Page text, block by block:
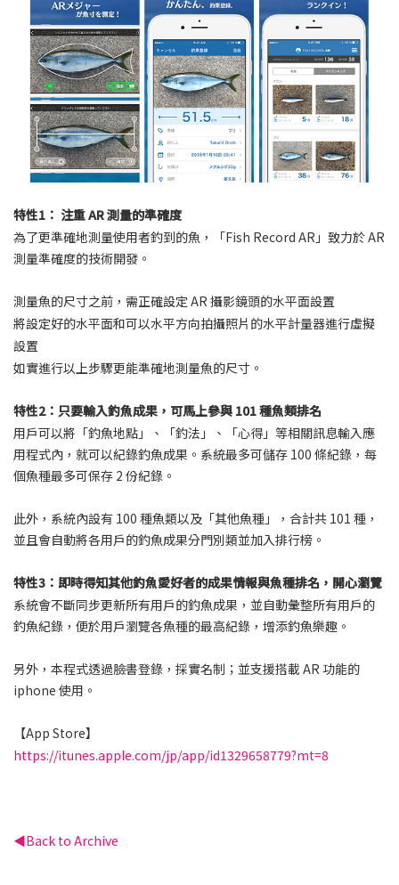
特性1： 注重 AR 測量的準確度
為了更準確地測量使用者釣到的魚，「Fish Record AR」致力於 AR
測量準確度的技術開發。
測量魚的尺寸之前，需正確設定 AR 攝影鏡頭的水平面設置
將設定好的水平面和可以水平方向拍攝照片的水平計量器進行虛擬
設置
如實進行以上步驟更能準確地測量魚的尺寸。
特性2：只要輸入釣魚成果，可馬上參與 101 種魚類排名
用戶可以將「釣魚地點」、「釣法」、「心得」等相關訊息輸入應
用程式內，就可以紀錄釣魚成果。系統最多可儲存 100 條紀錄，每
個魚種最多可保存 2 份紀錄。
此外，系統內設有 100 種魚類以及「其他魚種」，合計共 101 種，
並且會自動將各用戶的釣魚成果分門別類並加入排行榜。
特性3：即時得知其他釣魚愛好者的成果情報與魚種排名，開心瀏覽
系統會不斷同步更新所有用戶的釣魚成果，並自動彙整所有用戶的
釣魚紀錄，便於用戶瀏覽各魚種的最高紀錄，增添釣魚樂趣。
另外，本程式透過臉書登錄，採實名制；並支援搭載 AR 功能的
iphone 使用。
【App Store】
https://itunes.apple.com/jp/app/id1329658779?mt=8
Back to Archive